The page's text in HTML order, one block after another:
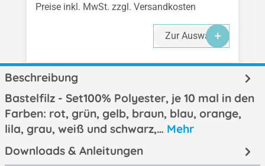
Preise inkl. MwSt. zzgl. Versandkosten
Zur Auswahl
Beschreibung
Bastelfilz - Set100% Polyester, je 10 mal in den
Farben: rot, grün, gelb, braun, blau, orange,
lila, grau, weiß und schwarz,… Mehr
Downloads & Anleitungen